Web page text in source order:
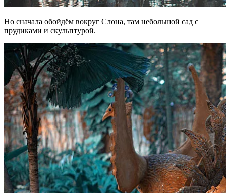
Но сначала обойдём вокруг Слона, там небольшой сад с
прудиками и скульптурой.